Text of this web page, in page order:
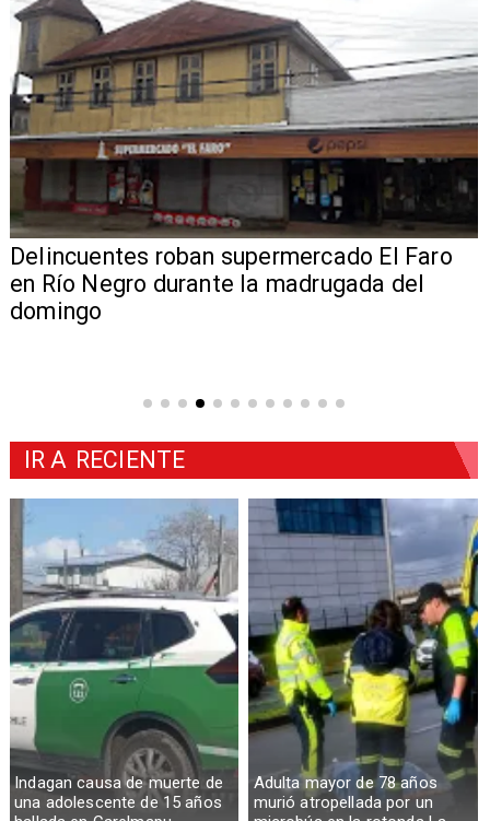
Delincuentes roban supermercado El Faro
en Río Negro durante la madrugada del
domingo
Indagan causa de muerte de
una adolescente de 15 años
Adulta mayor de 78 años
murió atropellada por un
IR A RECIENTE